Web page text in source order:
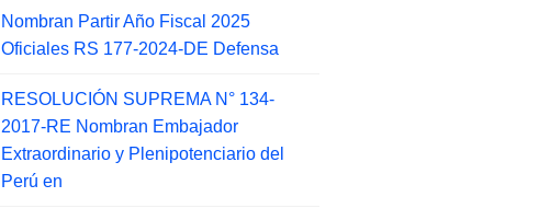
Nombran Partir Año Fiscal 2025
Oficiales RS 177-2024-DE Defensa
RESOLUCIÓN SUPREMA N° 134-
2017-RE Nombran Embajador
Extraordinario y Plenipotenciario del
Perú en